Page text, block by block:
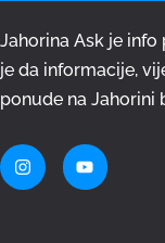
Jahorina Ask je
je da informacije,
ponude na Jahorini